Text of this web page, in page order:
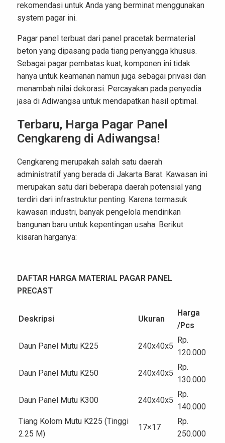
rekomendasi untuk Anda yang berminat menggunakan
system pagar ini.
Pagar panel terbuat dari panel pracetak bermaterial
beton yang dipasang pada tiang penyangga khusus.
Sebagai pagar pembatas kuat, komponen ini tidak
hanya untuk keamanan namun juga sebagai privasi dan
menambah nilai dekorasi. Percayakan pada penyedia
jasa di Adiwangsa untuk mendapatkan hasil optimal.
Terbaru, Harga Pagar Panel
Cengkareng di Adiwangsa!
Cengkareng merupakah salah satu daerah
administratif yang berada di Jakarta Barat. Kawasan ini
merupakan satu dari beberapa daerah potensial yang
terdiri dari infrastruktur penting. Karena termasuk
kawasan industri, banyak pengelola mendirikan
bangunan baru untuk kepentingan usaha. Berikut
kisaran harganya:
DAFTAR HARGA MATERIAL PAGAR PANEL
PRECAST
Deskripsi Ukuran
Harga
/Pcs
Daun Panel Mutu K225 240x40x5
Rp.
120.000
Daun Panel Mutu K250 240x40x5
Rp.
130.000
Daun Panel Mutu K300 240x40x5
Rp.
140.000
Tiang Kolom Mutu K225 (Tinggi
2.25 M)
17×17
Rp.
250.000